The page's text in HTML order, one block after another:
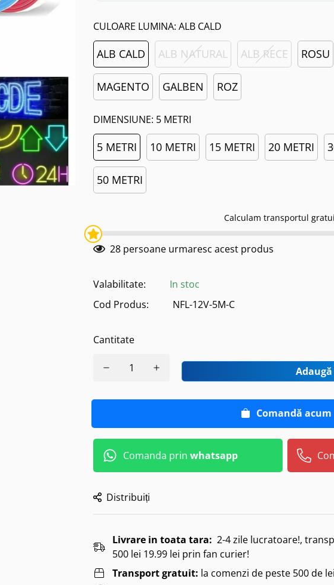
CULOARE LUMINA: ALB CALD
ALB CALD ALB NATURAL ALB RECE ROSU
MAGENTO GALBEN ROZ
DIMENSIUNE: 5 METRI
5 METRI 10 METRI 15 METRI 20 METRI
50 METRI
Calculam transportul
28 persoane urmaresc acest produs
Valabilitate:
In stoc
Cod Produs:
NFL-12V-5M-C
Cantitate
Comandă acum
Comanda prin whatsapp
Distribuiți
Livrare in toata tara: 2-4 zile lucratoare!,
500 lei 19.99 lei prin fan curier!
Transport gratuit: la comenzi de peste 500 de lei